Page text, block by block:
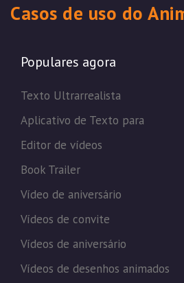
Casos de uso do
Populares agora
Texto Ultrarrealista
Aplicativo de Texto para
Editor de vídeos
Book Trailer
Vídeo de aniversário
Vídeos de convite
Vídeos de aniversário
Vídeos de desenhos animados